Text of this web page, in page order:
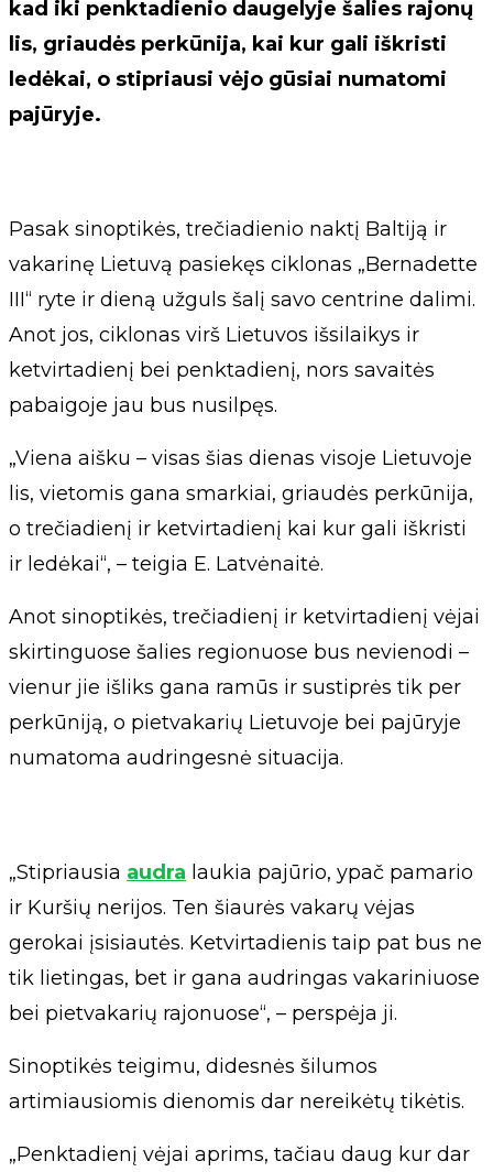
kad iki penktadienio daugelyje šalies rajonų
lis, griaudės perkūnija, kai kur gali iškristi
ledėkai, o stipriausi vėjo gūsiai numatomi
pajūryje.
Pasak sinoptikės, trečiadienio naktį Baltiją ir
vakarinę Lietuvą pasiekęs ciklonas „Bernadette
III“ ryte ir dieną užguls šalį savo centrine dalimi.
Anot jos, ciklonas virš Lietuvos išsilaikys ir
ketvirtadienį bei penktadienį, nors savaitės
pabaigoje jau bus nusilpęs.
„Viena aišku – visas šias dienas visoje Lietuvoje
lis, vietomis gana smarkiai, griaudės perkūnija,
o trečiadienį ir ketvirtadienį kai kur gali iškristi
ir ledėkai“, – teigia E. Latvėnaitė.
Anot sinoptikės, trečiadienį ir ketvirtadienį vėjai
skirtinguose šalies regionuose bus nevienodi –
vienur jie išliks gana ramūs ir sustiprės tik per
perkūniją, o pietvakarių Lietuvoje bei pajūryje
numatoma audringesnė situacija.
„Stipriausia audra laukia pajūrio, ypač pamario
ir Kuršių nerijos. Ten šiaurės vakarų vėjas
gerokai įsisiautės. Ketvirtadienis taip pat bus ne
tik lietingas, bet ir gana audringas vakariniuose
bei pietvakarių rajonuose“, – perspėja ji.
Sinoptikės teigimu, didesnės šilumos
artimiausiomis dienomis dar nereikėtų tikėtis.
„Penktadienį vėjai aprims, tačiau daug kur dar